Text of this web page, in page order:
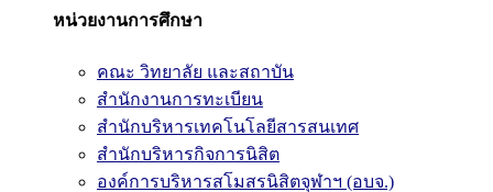
หน่วยงานการศึกษา
คณะ วิทยาลัย และสถาบัน
สำนักงานการทะเบียน
สำนักบริหารเทคโนโลยีสารสนเทศ
สำนักบริหารกิจการนิสิต
องค์การบริหารสโมสรนิสิตจุฬาฯ (อบจ.)